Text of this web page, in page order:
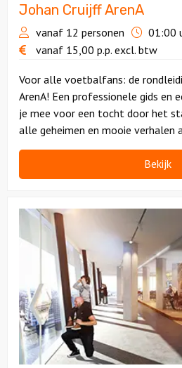
Johan Cruijff ArenA
vanaf 12 personen
01:00
vanaf 15,00 p.p. excl. btw
Voor alle voetbalfans: de
ArenA! Een professionele gids en
je mee voor een tocht door het
alle geheimen en mooie verhalen
club.
Bekijk
Amsterdam
Lookout